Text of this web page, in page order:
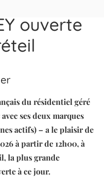
ouverte
du résidentiel géré
ses deux marques
actifs) – a le plaisir de
à partir de 12h00, à
la plus grande
à ce jour.